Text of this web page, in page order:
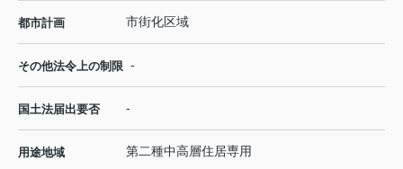
都市計画 市街化区域
その他法令上の制限 -
国土法届出要否 -
用途地域 第二種中高層住居専用